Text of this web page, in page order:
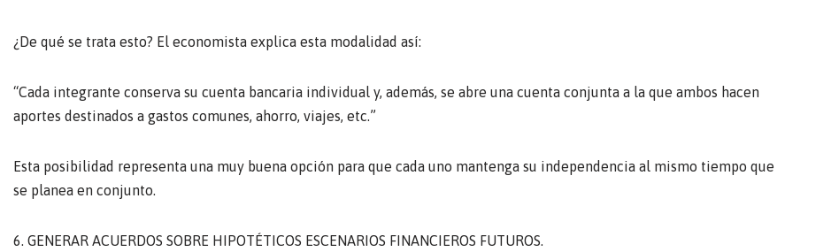
¿De qué se trata esto? El economista explica esta modalidad así:
“Cada integrante conserva su cuenta bancaria individual y, además, se abre una cuenta conjunta a la que ambos hacen
aportes destinados a gastos comunes, ahorro, viajes, etc.”
Esta posibilidad representa una muy buena opción para que cada uno mantenga su independencia al mismo tiempo que
se planea en conjunto.
6. GENERAR ACUERDOS SOBRE HIPOTÉTICOS ESCENARIOS FINANCIEROS FUTUROS.